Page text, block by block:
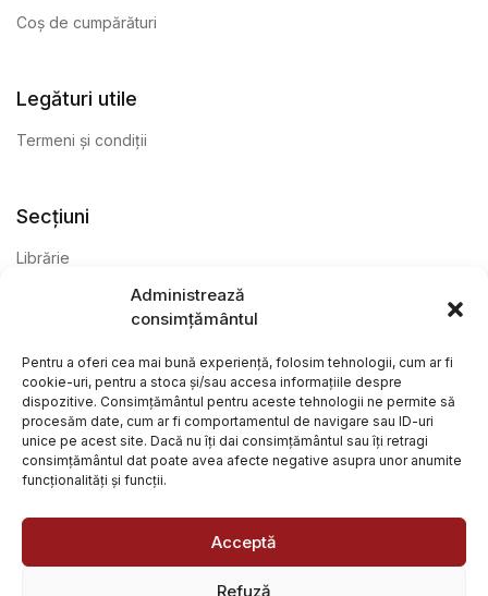
Administrează
consimțământul
Pentru a oferi cea mai bună experiență, folosim tehnologii, cum ar fi
cookie-uri, pentru a stoca și/sau accesa informațiile despre
dispozitive. Consimțământul pentru aceste tehnologii ne permite să
procesăm date, cum ar fi comportamentul de navigare sau ID-uri
unice pe acest site. Dacă nu îți dai consimțământul sau îți retragi
consimțământul dat poate avea afecte negative asupra unor anumite
funcționalități și funcții.
Acceptă
Refuză
Coș de cumpărături
Legături utile
Termeni și condiții
Secțiuni
Librărie
@ Librăria Arcana. Toate drepturile rezervate. Site creat de